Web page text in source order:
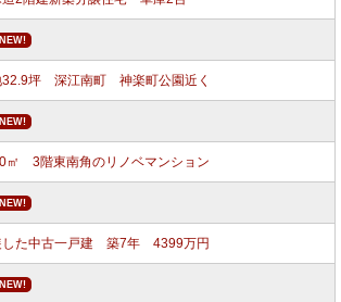
NEW!
32.9坪 深江南町 神楽町公園近く
NEW!
3階東南角のリノベマンション
NEW!
た中古一戸建 築7年 4399万円
NEW!